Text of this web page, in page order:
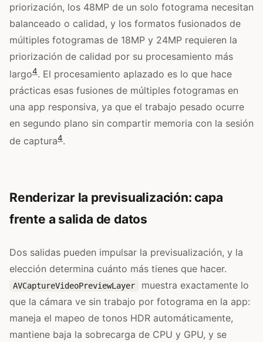
priorización, los 48MP de un solo fotograma necesitan
balanceado o calidad, y los formatos fusionados de
múltiples fotogramas de 18MP y 24MP requieren la
priorización de calidad por su procesamiento más
largo4. El procesamiento aplazado es lo que hace
prácticas esas fusiones de múltiples fotogramas en
una app responsiva, ya que el trabajo pesado ocurre
en segundo plano sin compartir memoria con la sesión
de captura4.
Renderizar la previsualización: capa
frente a salida de datos
Dos salidas pueden impulsar la previsualización, y la
elección determina cuánto más tienes que hacer.
AVCaptureVideoPreviewLayer
muestra exactamente lo
que la cámara ve sin trabajo por fotograma en la app:
maneja el mapeo de tonos HDR automáticamente,
mantiene baja la sobrecarga de CPU y GPU, y se